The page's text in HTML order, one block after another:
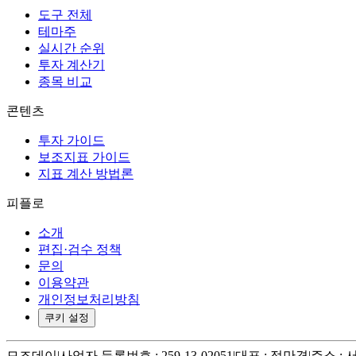
도구 전체
테마주
실시간 순위
투자 계산기
종목 비교
콘텐츠
투자 가이드
보조지표 가이드
지표 계산 방법론
피플로
소개
편집·검수 정책
문의
이용약관
개인정보처리방침
쿠키 설정